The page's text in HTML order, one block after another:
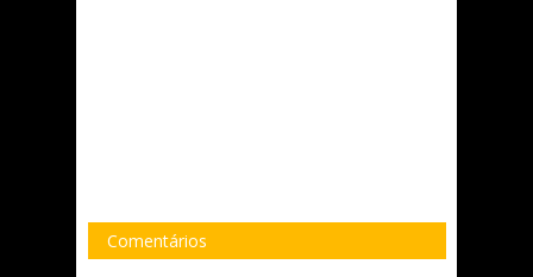
Comentários